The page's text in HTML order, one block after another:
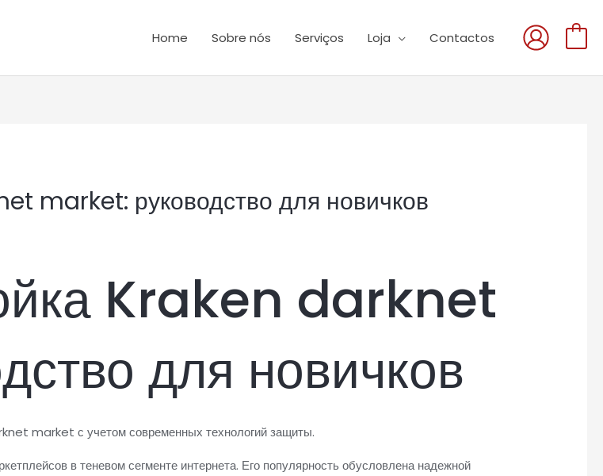
Home Sobre nós Serviços Loja Contactos
market: руководство для новичков
Kraken darknet
для новичков
market с учетом современных технологий защиты.
в теневом сегменте интернета. Его популярность обусловлена надежной